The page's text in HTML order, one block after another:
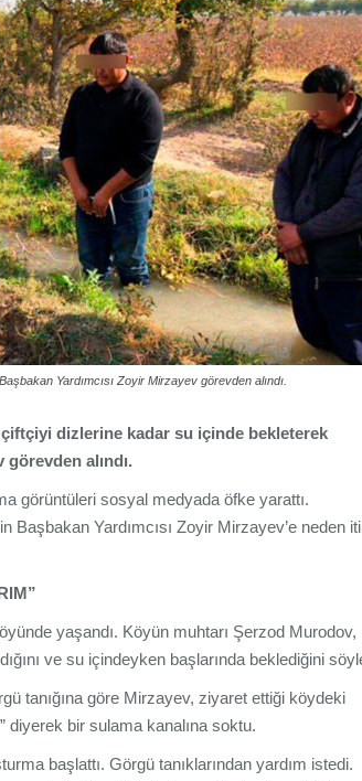
Yardımcısı Zoyir Mirzayev görevden alındı.
çiftçiyi dizlerine kadar su içinde bekleterek
görevden alındı.
görüntüleri sosyal medyada öfke yarattı.
Başbakan Yardımcısı Zoyir Mirzayev’e neden
yaşandı. Köyün muhtarı Şerzod Murodov,
ve su içindeyken başlarında beklediğini
tanığına göre Mirzayev, ziyaret ettiği köydeki
diyerek bir sulama kanalına soktu.
başlattı. Görgü tanıklarından yardım istedi.